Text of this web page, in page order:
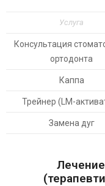
Услуга
Консультация
ортодонта
Каппа
Трейнер (LM-
Замена дуг